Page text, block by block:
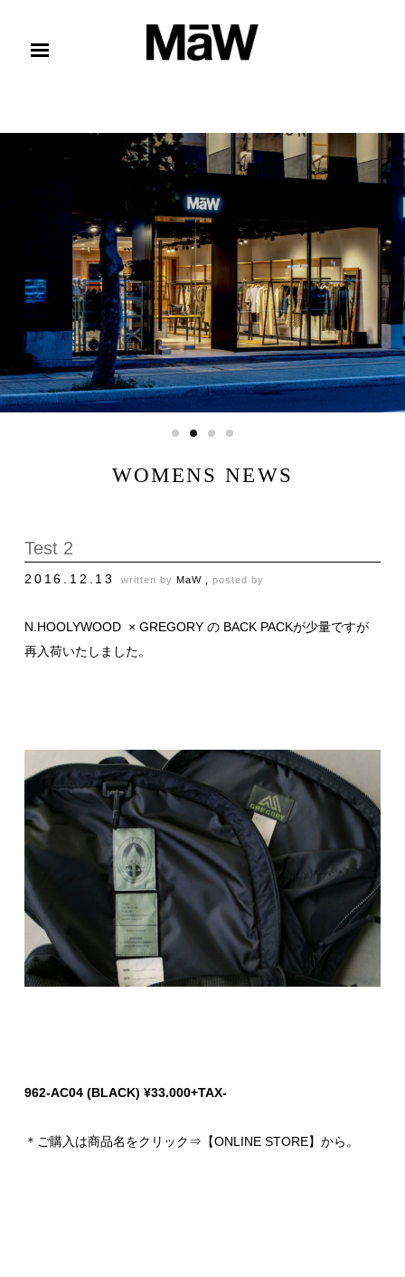
WOMENS NEWS
Test 2
2016.12.13 written by MaW , posted by
N.HOOLYWOOD × GREGORY の BACK PACKが少量ですが
再入荷いたしました。
962-AC04 (BLACK) ¥33.000+TAX-
＊ご購入は商品名をクリック⇒【ONLINE STORE】から。